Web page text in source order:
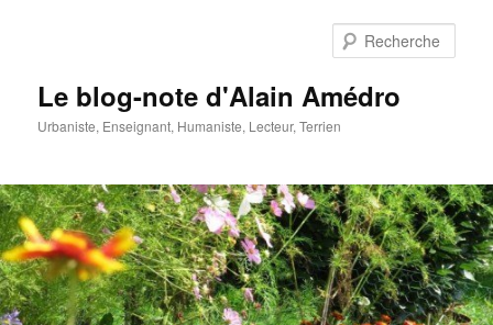
Le blog-note d'Alain Amédro
Urbaniste, Enseignant, Humaniste, Lecteur, Terrien